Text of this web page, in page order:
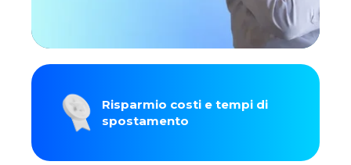
Risparmio costi e tempi di
spostamento